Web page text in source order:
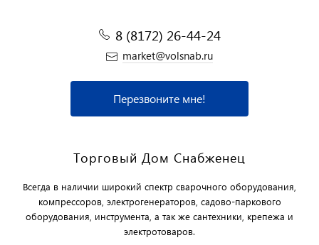
8 (8172) 26-44-24
market@volsnab.ru
Перезвоните мне!
Торговый Дом Снабженец
Всегда в наличии широкий спектр сварочного оборудования,
компрессоров, электрогенераторов, садово-паркового
оборудования, инструмента, а так же сантехники, крепежа и
электротоваров.